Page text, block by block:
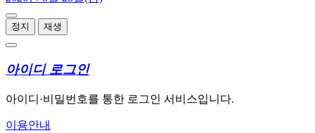
정지 재생
아이디 로그인
아이디·비밀번호를 통한 로그인 서비스입니다.
이용안내